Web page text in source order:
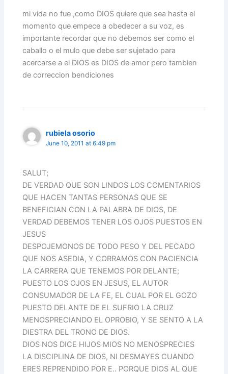
mi vida no fue ,como DIOS quiere que sea hasta el
momento que empece a obedecer a su voz, es
importante recordar que no debemos ser como el
caballo o el mulo que debe ser sujetado para
acercarse a el DIOS es DIOS de amor pero tambien
de correccion bendiciones
rubiela osorio
June 10, 2011 at 6:49 pm
SALUT;
DE VERDAD QUE SON LINDOS LOS COMENTARIOS
QUE HACEN TANTAS PERSONAS QUE SE
BENEFICIAN CON LA PALABRA DE DIOS, DE
VERDAD DEBEMOS TENER LOS OJOS PUESTOS EN
JESUS
DESPOJEMONOS DE TODO PESO Y DEL PECADO
QUE NOS ASEDIA, Y CORRAMOS CON PACIENCIA
LA CARRERA QUE TENEMOS POR DELANTE;
PUESTO LOS OJOS EN JESUS, EL AUTOR
CONSUMADOR DE LA FE, EL CUAL POR EL GOZO
PUESTO DELANTE DE EL SUFRIO LA CRUZ
MENOSPRECIANDO EL OPROBIO, Y SE SENTO A LA
DIESTRA DEL TRONO DE DIOS.
DIOS NOS DICE HIJOS MIOS NO MENOSPRECIES
LA DISCIPLINA DE DIOS, NI DESMAYES CUANDO
ERES REPRENDIDO POR E.. PORQUE DIOS AL QUE